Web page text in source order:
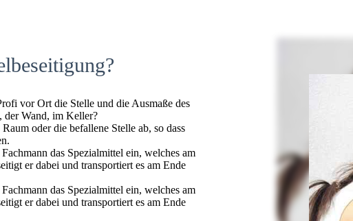
vor Ort die Stelle und die Ausmaße des
der Wand, im Keller?
oder die befallene Stelle ab, so dass
das Spezialmittel ein, welches am
er dabei und transportiert es am Ende
das Spezialmittel ein, welches am
er dabei und transportiert es am Ende